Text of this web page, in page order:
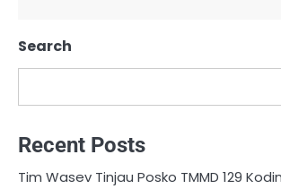
Search
Recent Posts
Tim Wasev Tinjau Posko TMMD 129